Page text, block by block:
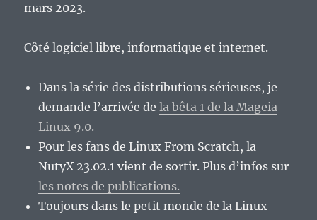
mars 2023.
Côté logiciel libre, informatique et internet.
Dans la série des distributions sérieuses, je
demande l’arrivée dela bêta 1 de la Mageia
Linux 9.0.
Pour les fans de Linux From Scratch, la
NutyX 23.02.1 vient de sortir. Plus d’infos sur
les notes de publications.
Toujours dans le petit monde de la Linux